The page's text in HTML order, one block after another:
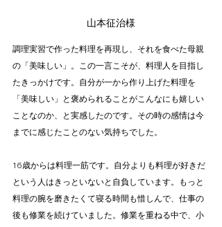
山本征治様
調理実習で作った料理を再現し、それを食べた母親
の「美味しい」。この一言こそが、料理人を目指し
たきっかけです。自分が一から作り上げた料理を
「美味しい」と褒められることがこんなにも嬉しい
ことなのか、と実感したのです。その時の感情は今
までに感じたことのない気持ちでした。
16歳からは料理一筋です。自分よりも料理が好きだ
という人はきっといないと自負しています。もっと
料理の腕を磨きたくて寝る時間も惜しんで、仕事の
後も修業を続けていました。修業を重ねる中で、小